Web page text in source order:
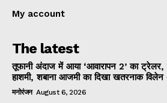
My account
The latest
तूफानी अंदाज में आया ‘आवारापन 2’ का
हाशमी, शबाना आजमी का दिखा खतरनाक विलेन
मनोरंजन August 6, 2026